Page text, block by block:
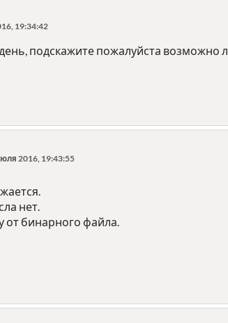
19:34:42
подскажите пожалуйста возможно
2016, 19:43:55
нет.
от бинарного файла.